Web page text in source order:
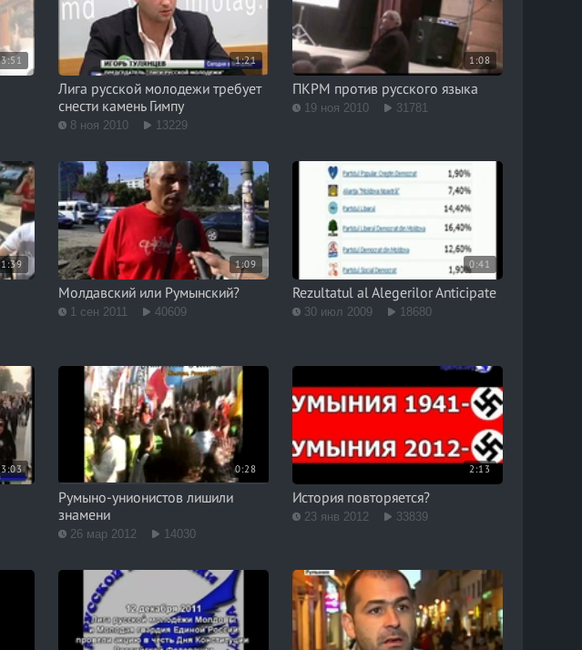
3:51 1:21
Лига русской молодежи требует
снести камень Гимпу
8 ноя 2010 13229
1:08
ПКРМ против русского языка
19 ноя 2010 31781
1:39 1:09
Молдавский или Румынский?
1 сен 2011 40609
0:41
Rezultatul al Alegerilor Anticipate
30 июл 2009 18680
3:03 0:28
Румыно-унионистов лишили
знамени
26 мар 2012 14030
2:13
История повторяется?
23 янв 2012 33839